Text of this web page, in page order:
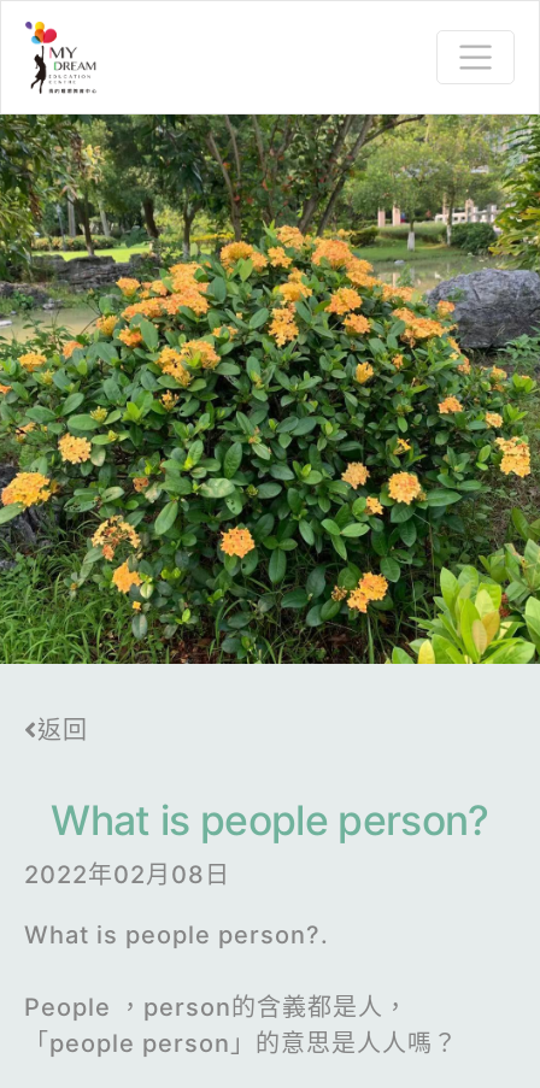
返回
What is people person?
2022年02月08日
What is people person?.
People ，person的含義都是人，
「people person」的意思是人人嗎？